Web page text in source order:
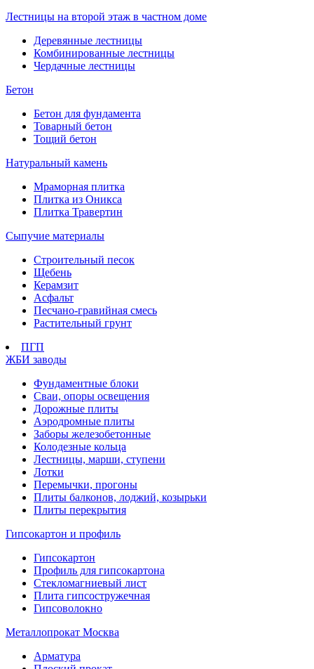
Лестницы на второй этаж в частном доме
Деревянные лестницы
Комбинированные лестницы
Чердачные лестницы
Бетон
Бетон для фундамента
Товарный бетон
Тощий бетон
Натуральный камень
Мраморная плитка
Плитка из Оникса
Плитка Травертин
Сыпучие материалы
Строительный песок
Щебень
Керамзит
Асфальт
Песчано-гравийная смесь
Растительный грунт
ПГП
ЖБИ заводы
Фундаментные блоки
Сваи, опоры освещения
Дорожные плиты
Аэродромные плиты
Заборы железобетонные
Колодезные кольца
Лестницы, марши, ступени
Лотки
Перемычки, прогоны
Плиты балконов, лоджий, козырьки
Плиты перекрытия
Гипсокартон и профиль
Гипсокартон
Профиль для гипсокартона
Стекломагниевый лист
Плита гипсостружечная
Гипсоволокно
Металлопрокат Москва
Арматура